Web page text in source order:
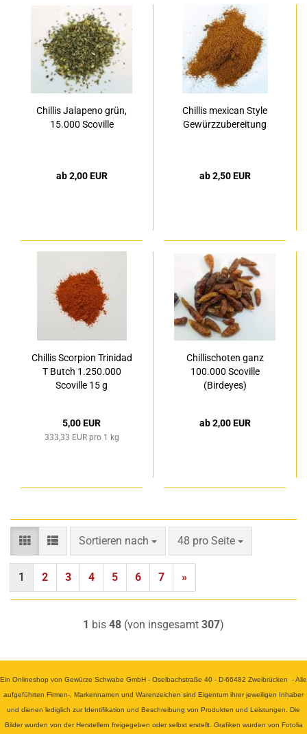
Chillis Jalapeno grün,
15.000 Scoville
ab 2,00 EUR
Chillis mexican Style
Gewürzzubereitung
ab 2,50 EUR
Chillis Scorpion Trinidad
T Butch 1.250.000
Scoville 15 g
5,00 EUR
333,33 EUR pro 1 kg
Chillischoten ganz
100.000 Scoville
(Birdeyes)
ab 2,00 EUR
Sortieren nach
Sortieren nach 48 pro Seite
pro Seite
1 2 3 4 5 6 7 »
1 bis 48 (von insgesamt 307)
Ein Onlineshop von Gewürze Schwabe GmbH - Oselbachstraße 40 - D-66482 Zweibrücken - Alle
aufgeführten Firmen-, Markennamen und Warenzeichen sind Eigentum ihrer jeweiligen Inhaber
und dienen lediglich zur Identifikation und Beschreibung von Produkten und Leistungen. Die
Bilder wurden von der Herstellern freigegeben oder selbst erstellt. Grafiken wurden von Fotolia